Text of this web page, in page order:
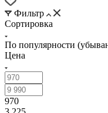
Фильтр
Сортировка
По популярности
Цена
970